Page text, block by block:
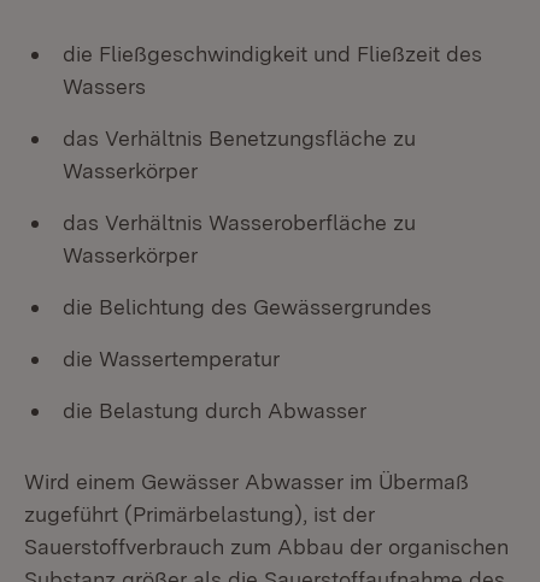
die Fließgeschwindigkeit und Fließzeit des
Wassers
das Verhältnis Benetzungsfläche zu
Wasserkörper
das Verhältnis Wasseroberfläche zu
Wasserkörper
die Belichtung des Gewässergrundes
die Wassertemperatur
die Belastung durch Abwasser
Wird einem Gewässer Abwasser im Übermaß
zugeführt (Primärbelastung), ist der
Sauerstoffverbrauch zum Abbau der organischen